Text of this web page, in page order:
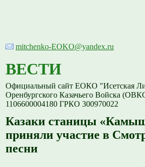
mitchenko-EOKO@yandex.ru
ВЕСТИ
Официальный сайт ЕОКО "Исетская
Оренбургского Казачьего Войска
1106600004180 ГРКО 300970022
Казаки станицы
приняли участие в
песни